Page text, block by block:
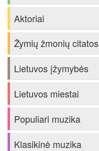
Aktoriai
Žymių žmonių citatos
Lietuvos įžymybės
Lietuvos miestai
Populiari muzika
Klasikinė muzika